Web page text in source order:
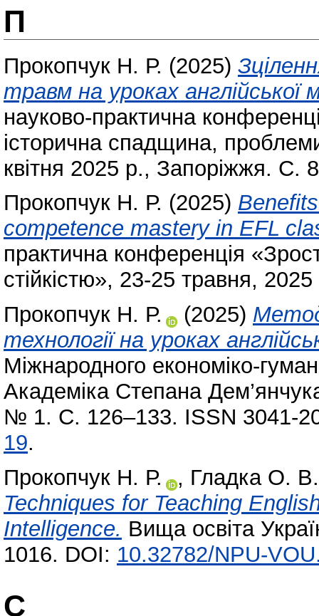
П
Прокопчук Н. Р. (2025)
травм на уроках
науково-практична
історична спадщина,
квітня 2025 р., Запоріжжя. С.
Прокопчук Н. Р. (2025)
competence mastery in EFL
практична конференція
стійкістю», 23-25 травня,
Прокопчук Н. Р.
(2025)
технології на уроках
Міжнародного економіко-
Академіка Степана
№ 1. С. 126–133. ISSN 3041-
19.
Прокопчук Н. Р.
, Гладка О. В.
Techniques for Teaching
Intelligence. Вища освіта
1016. DOI: 10.32782/NPU-
С